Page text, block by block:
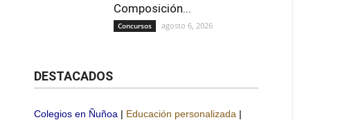
Composición...
Concursos agosto 6, 2026
DESTACADOS
Colegios en Ñuñoa | Educación personalizada |